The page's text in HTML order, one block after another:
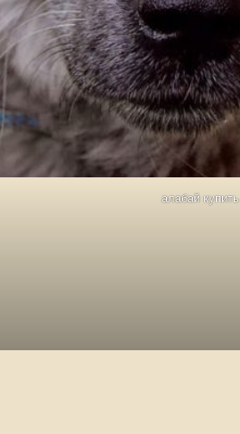
алабай купить